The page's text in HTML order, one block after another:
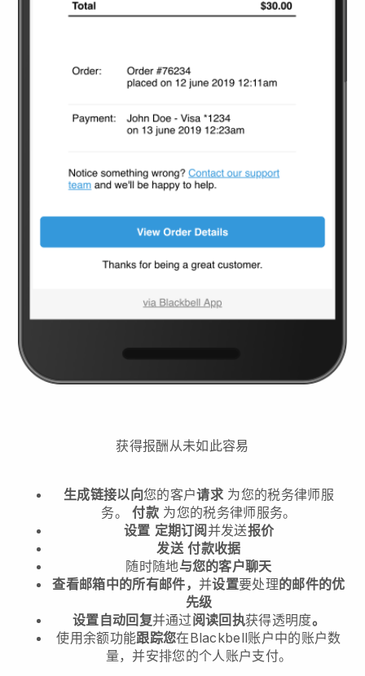
获得报酬从未如此容易
生成链接以向您的客户请求 为您的税务律师服
务。
付款 为您的税务律师服务。
设置 定期订阅并发送报价
发送 付款收据
随时随地与您的客户聊天
查看邮箱中的所有邮件， 并设置要处理的邮件的优
先级
设置自动回复并通过阅读回执获得透明度。
使用余额功能跟踪您在Blackbell账户中的账户数
量，并安排您的个人账户支付。